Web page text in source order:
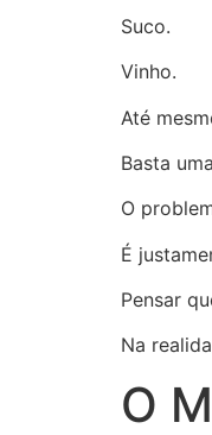
Suco.
Vinho.
Até
Basta
O
É
Pensar
Na
O